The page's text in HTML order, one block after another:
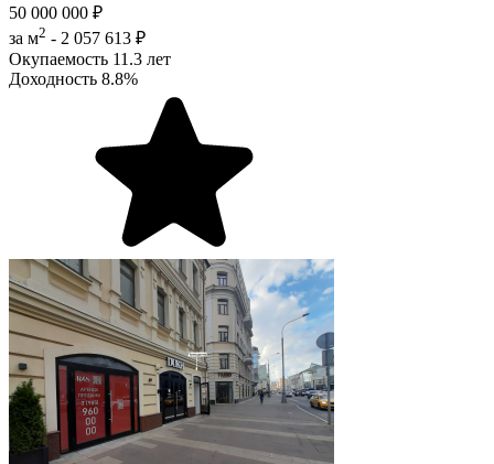
50 000 000 ₽
за м2 - 2 057 613 ₽
Окупаемость 11.3 лет
Доходность 8.8%